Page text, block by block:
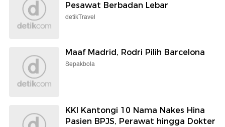
Pesawat Berbadan Lebar
detikTravel
Maaf Madrid, Rodri Pilih Barcelona
Sepakbola
KKI Kantongi 10 Nama Nakes Hina
Pasien BPJS, Perawat hingga Dokter